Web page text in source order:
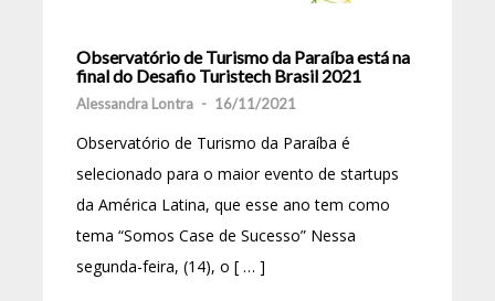
Observatório de Turismo da Paraíba está na
final do Desafio Turistech Brasil 2021
Alessandra Lontra - 16/11/2021
Observatório de Turismo da Paraíba é
selecionado para o maior evento de startups
da América Latina, que esse ano tem como
tema “Somos Case de Sucesso” Nessa
segunda-feira, (14), o [ … ]